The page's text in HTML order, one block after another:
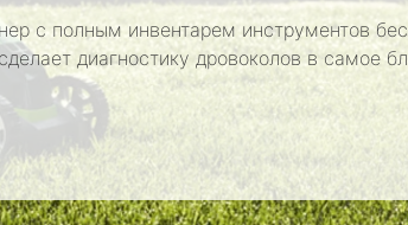
с полным инвентарем инструментов
диагностику дровоколов в самое